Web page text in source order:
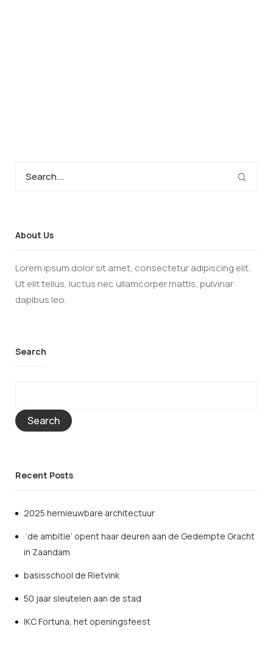
About Us
Lorem ipsum dolor sit amet, consectetur adipiscing elit.
Ut elit tellus, luctus nec ullamcorper mattis, pulvinar
dapibus leo.
Search
Search
Recent Posts
2025 hernieuwbare architectuur
‘de ambitie’ opent haar deuren aan de Gedempte Gracht
in Zaandam
basisschool de Rietvink
50 jaar sleutelen aan de stad
IKC Fortuna, het openingsfeest